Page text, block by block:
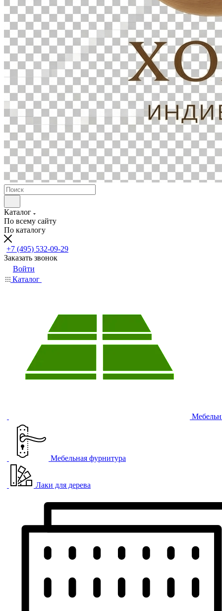
Каталог
По всему сайту
По каталогу
+7 (495) 532-09-29
Заказать звонок
Войти
Каталог
Мебельная фурнитура
Лаки для дерева